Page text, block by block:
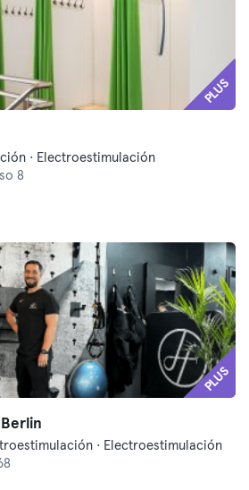
PLUS
· Electroestimulación
8
PLUS
· Electroestimulación